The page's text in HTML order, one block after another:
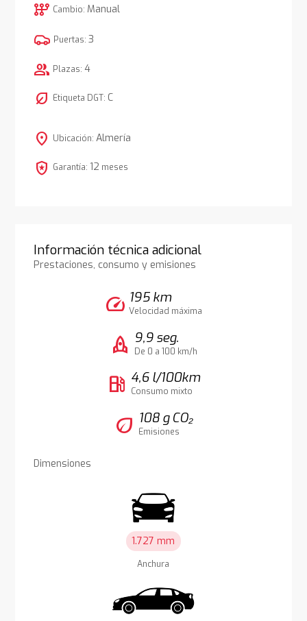
auto_transmission Cambio: Manual
Puertas: 3
group Plazas: 4
nest_eco_leaf Etiqueta DGT: C
location_on Ubicación: Almería
local_police Garantía: 12 meses
Información técnica adicional
Prestaciones, consumo y emisiones
speed 195 km
Velocidad máxima
rocket 9,9 seg.
De 0 a 100 km/h
local_gas_station 4,6 l/100km
Consumo mixto
eco 108 g CO₂
Emisiones
Dimensiones
1.727 mm
Anchura